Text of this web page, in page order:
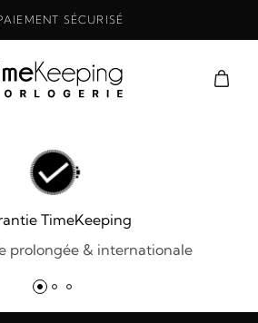
SÉCURISÉ
TimeKeeping
prolongée & internationale